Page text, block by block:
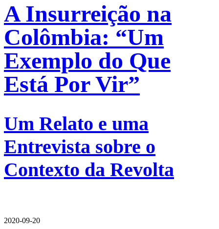
A Insurreição na
Colômbia: “Um
Exemplo do Que
Está Por Vir”
Um Relato e uma
Entrevista sobre o
Contexto da Revolta
2020-09-20